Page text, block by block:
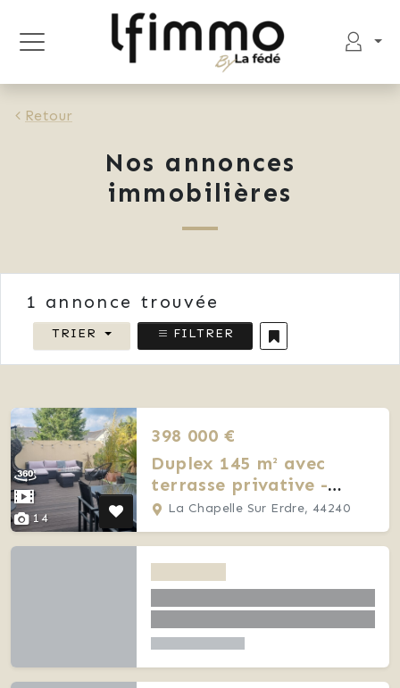
Retour
Nos annonces
immobilières
1 annonce trouvée
TRIER FILTRER
14
398 000 €
Duplex 145 m² avec
terrasse privative -
bourg de La
Chapelle/Erdre
La Chapelle Sur Erdre, 44240